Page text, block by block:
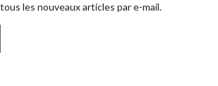
les nouveaux articles par e-mail.